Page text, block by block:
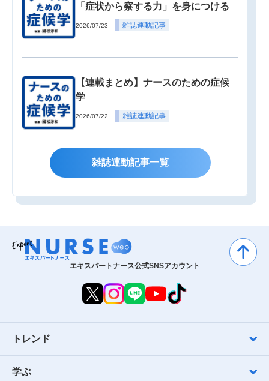
「症状から察する力」を身につける
2026/07/23 雑誌連動記事
【連載まとめ】ナースのための症候
学
2026/07/22 雑誌連動記事
雑誌連動記事一覧
エキスパートナース公式SNSアカウント
トレンド
学ぶ